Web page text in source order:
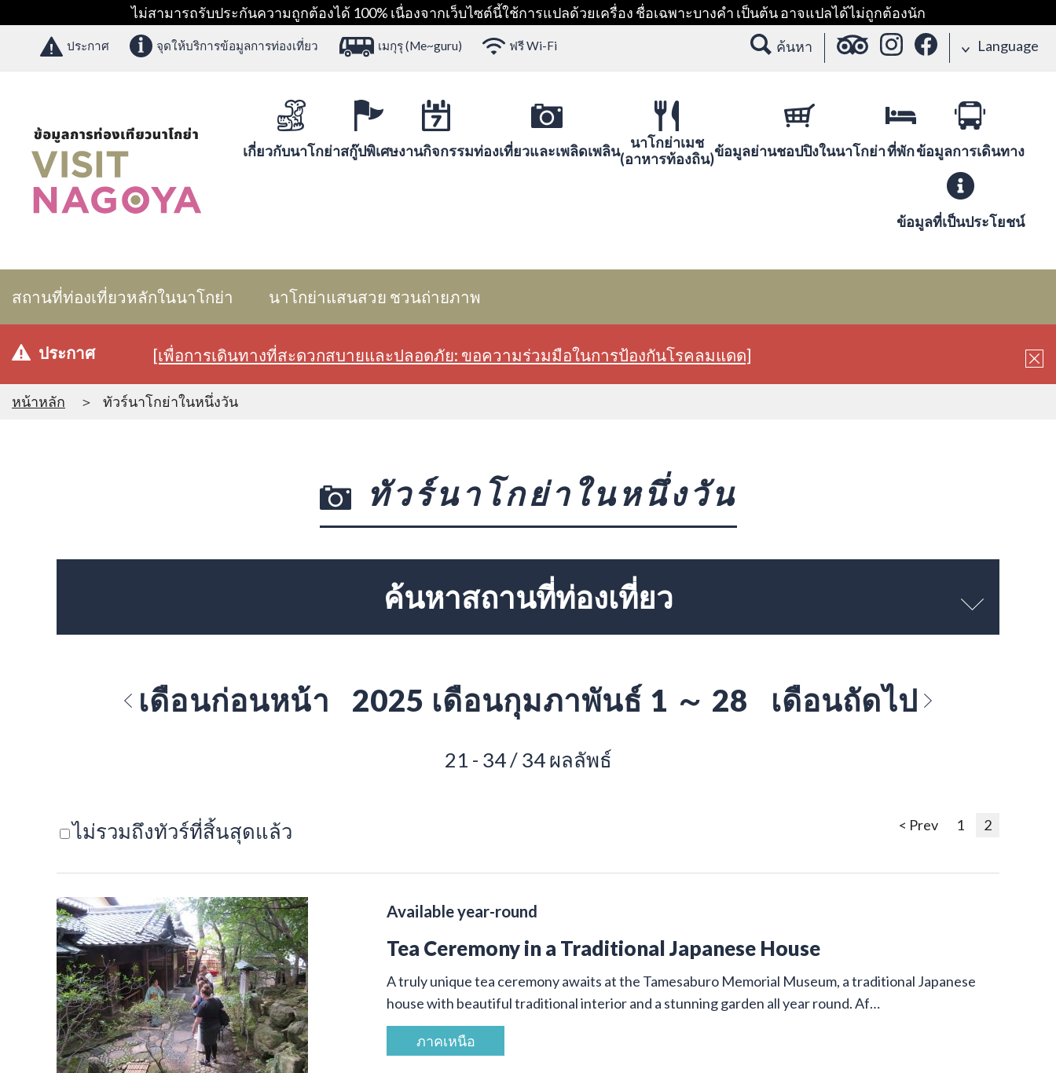
ไม่สามารถรับประกันความถูกต้องได้ 100% เนื่องจากเว็บไซต์นี้ใช้การแปลด้วยเครื่อง ชื่อเฉพาะบางคำ เป็นต้น อาจแปลได้ไม่ถูกต้องนัก
ประกาศ จุดให้บริการข้อมูลการท่องเที่ยว เมกุรุ (Me~guru) ฟรี Wi-Fi ค้นหา Language
เกี่ยวกับนาโกย่าสกู๊ปพิเศษงานกิจกรรมท่องเที่ยวและเพลิดเพลิน
นาโกย่าเมช
(อาหารท้องถิน)ข้อมูลย่านชอปปิงในนาโกย่าที่พักข้อมูลการเดินทาง
ข้อมูลที่เป็นประโยชน์
สถานที่ท่องเที่ยวหลักในนาโกย่า นาโกย่าแสนสวย ชวนถ่ายภาพ
ประกาศ [เพื่อการเดินทางที่สะดวกสบายและปลอดภัย: ขอความร่วมมือในการป้องกันโรคลมแดด]
หน้าหลัก ทัวร์นาโกย่าในหนึ่งวัน
ทัวร์นาโกย่าในหนึ่งวัน
ค้นหาสถานที่ท่องเที่ยว
เดือนก่อนหน้า 2025 เดือนกุมภาพันธ์ 1 ～ 28 เดือนถัดไป
21 - 34 / 34 ผลลัพธ์
ไม่รวมถึงทัวร์ที่สิ้นสุดแล้ว < Prev 1 2
Available year-round
Tea Ceremony in a Traditional Japanese House
A truly unique tea ceremony awaits at the Tamesaburo Memorial Museum, a traditional Japanese
house with beautiful traditional interior and a stunning garden all year round. Af…
ภาคเหนือ